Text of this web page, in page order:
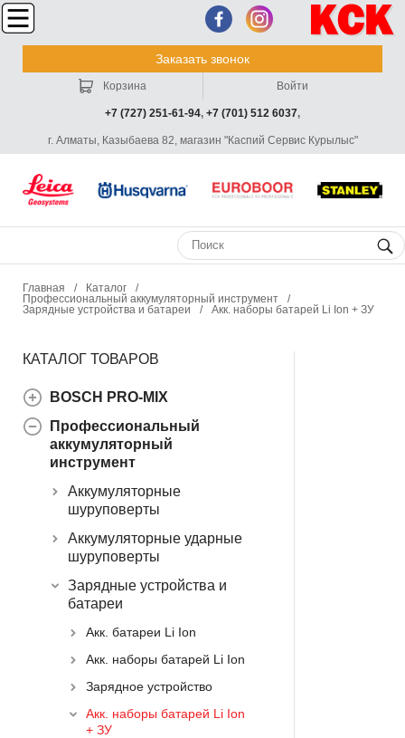
Заказать звонок
+7 (727) 251-61-94, +7 (701) 512 6037,
г. Алматы, Казыбаева 82, магазин "Каспий Сервис Курылыс"
Корзина Войти
Главная / Каталог
/
Профессиональный аккумуляторный инструмент
/
Зарядные устройства и батареи
/ Акк. наборы батарей Li Ion + ЗУ
КАТАЛОГ ТОВАРОВ
BOSCH PRO-MIX
Профессиональный
аккумуляторный
инструмент
Аккумуляторные
шуруповерты
Аккумуляторные ударные
шуруповерты
Зарядные устройства и
батареи
Акк. батареи Li Ion
Акк. наборы батарей Li Ion
Зарядное устройство
Акк. наборы батарей Li Ion
+ ЗУ